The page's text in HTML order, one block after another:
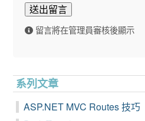
送出留言
留言將在管理員審核後顯示
系列文章
ASP.NET MVC Routes 技巧